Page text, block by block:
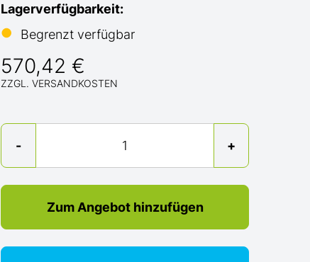
Lagerverfügbarkeit:
●
Begrenzt verfügbar
570,42 €
ZZGL. VERSANDKOSTEN
-
Menge
+
Zum Angebot hinzufügen